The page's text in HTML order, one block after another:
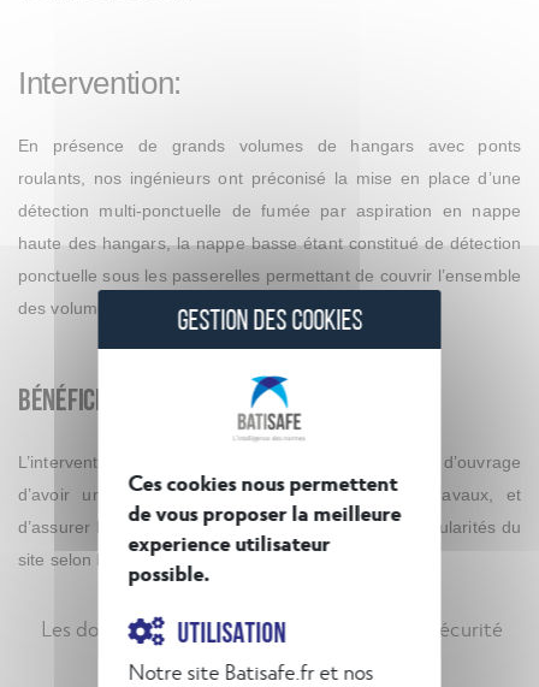
Intervention:
En présence de grands volumes de hangars avec ponts
roulants, nos ingénieurs ont préconisé la mise en place d’une
détection multi-ponctuelle de fumée par aspiration en nappe
haute des hangars, la nappe basse étant constitué de détection
ponctuelle sous les passerelles permettant de couvrir l’ensemble
des volumes de grande hauteur.
Bénéfices client :
L’intervention de BatiSafe a ainsi permis au maître d’ouvrage
d’avoir un seul interlocuteur tout au long des travaux, et
d’assurer la mise en place d’un SSI adapté aux particularités du
site selon les normes en vigueur.
Les domaines d’intervention de BatiSafe en sécurité
incendie :
à découvrir
GESTION DES COOKIES
Ces cookies nous permettent
de vous proposer la meilleure
experience utilisateur
possible.
UTILISATION
Notre site Batisafe.fr et nos